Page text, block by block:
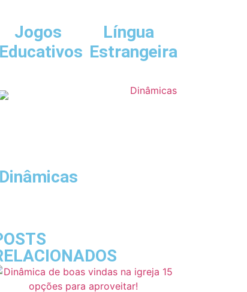
Jogos
Educativos
Língua
Estrangeira
Dinâmicas